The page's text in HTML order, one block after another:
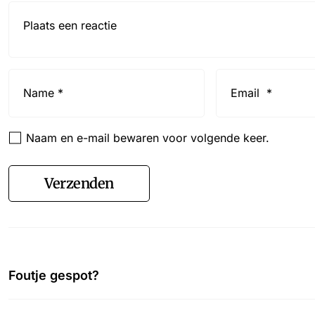
Naam en e-mail bewaren voor volgende keer.
Verzenden
Foutje gespot?